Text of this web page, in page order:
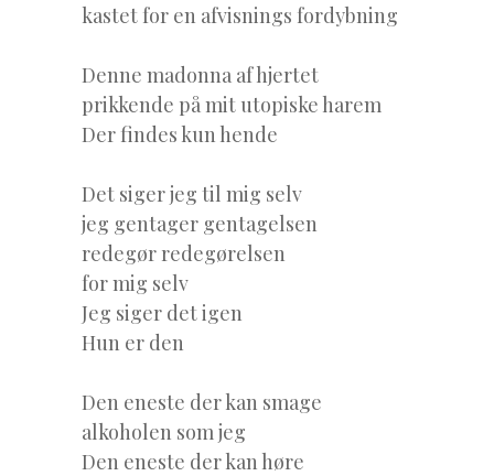
kastet for en afvisnings fordybning
Denne madonna af hjertet
prikkende på mit utopiske harem
Der findes kun hende
Det siger jeg til mig selv
jeg gentager gentagelsen
redegør redegørelsen
for mig selv
Jeg siger det igen
Hun er den
Den eneste der kan smage
alkoholen som jeg
Den eneste der kan høre